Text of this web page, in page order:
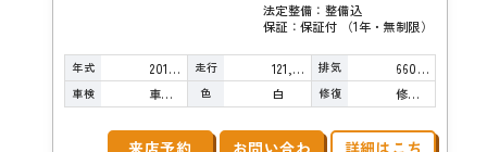
法定整備：整備込
保証：保証付 （1年・無制限）
年式 2018年 走行 121,000km 排気 660cc
車検 車検整備付 色 白 修復 修復歴無し